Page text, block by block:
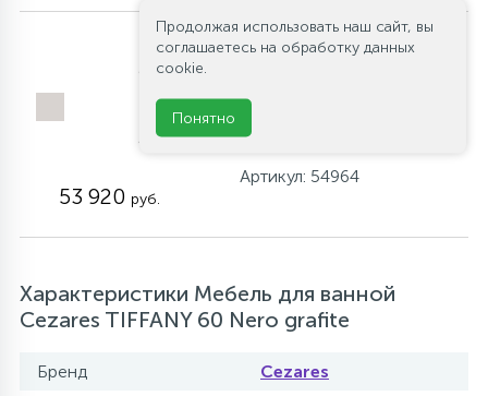
Пенал подвесной с
двумя распашными
реверсивный Cezares
grafite
Артикул: 54964
53 920 руб.
Характеристики Мебель для ванной
Cezares TIFFANY 60 Nero grafite
Бренд
Cezares
Продолжая использовать наш сайт, вы
соглашаетесь на обработку данных
cookie.
Понятно